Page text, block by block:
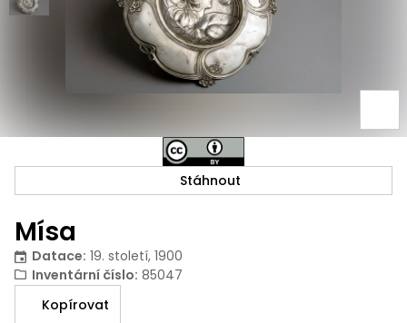
Mísa
Datace: 19. století, 1900
Inventární číslo: 85047
Kopírovat
Stáhnout